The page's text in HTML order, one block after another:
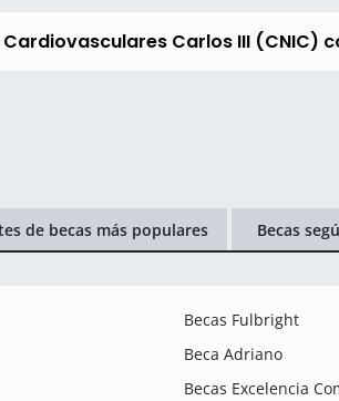
Carlos III (CNIC)
de becas más populares Becas
Becas Fulbright
Beca Adriano
Becas Excelencia